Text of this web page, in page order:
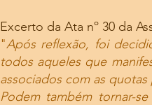
Excerto da Ata nº 30 da
"Após reflexão, foi
todos aqueles que
associados com as
Podem também tornar-